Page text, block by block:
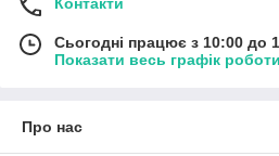
Сьогодні працює з 10:00 до
Показати весь графік роботи
Про нас